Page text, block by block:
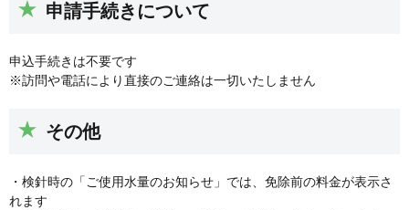
申請手続きについて
申込手続きは不要です
※訪問や電話により直接のご連絡は一切いたしません
その他
・検針時の「ご使用水量のお知らせ」では、免除前の料金が表示さ
れます